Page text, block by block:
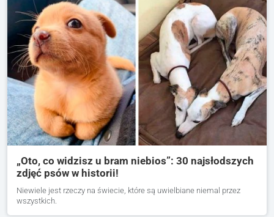
„Oto, co widzisz u bram niebios”: 30 najsłodszych
zdjęć psów w historii!
Niewiele jest rzeczy na świecie, które są uwielbiane niemal przez
wszystkich.